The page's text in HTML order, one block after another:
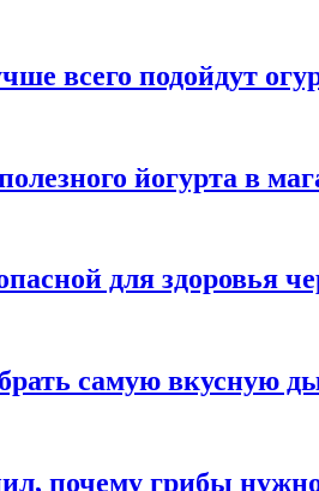
всего подойдут
йогурта в
для здоровья
самую вкусную
почему грибы